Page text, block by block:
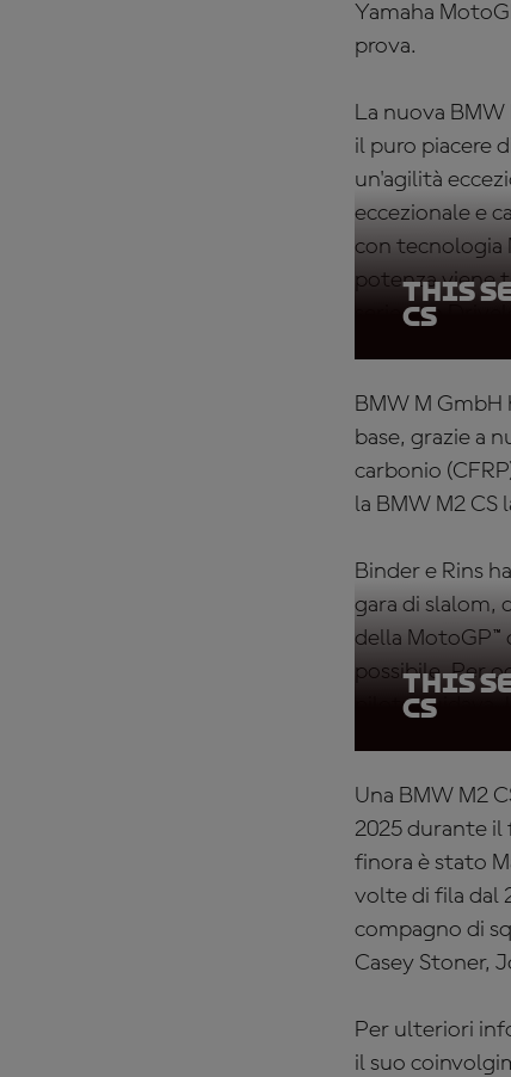
Yamaha
prova.
La nuova
il puro piacere
un'agilità
eccezionale e
con tecnologia
potenza viene
serie con
This
CS
BMW M
base, grazie a
carbonio
la BMW M2
Binder e Rins
gara di slalom,
della MotoGP™
possibile. Per
pilota
This
CS
Una BMW M2
2025 durante il
finora è stato
volte di fila dal
compagno di
Casey Stoner,
Per ulteriori
il suo